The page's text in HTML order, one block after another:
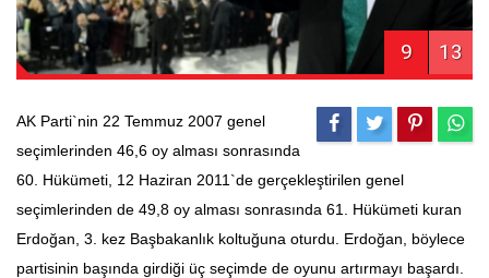
9 13
AK Parti`nin 22 Temmuz 2007 genel
seçimlerinden 46,6 oy alması sonrasında
60. Hükümeti, 12 Haziran 2011`de gerçekleştirilen genel
seçimlerinden de 49,8 oy alması sonrasında 61. Hükümeti kuran
Erdoğan, 3. kez Başbakanlık koltuğuna oturdu. Erdoğan, böylece
partisinin başında girdiği üç seçimde de oyunu artırmayı başardı.